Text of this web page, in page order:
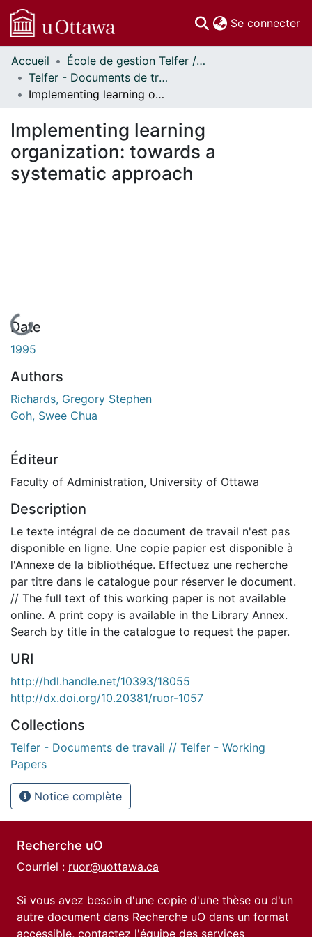
Se connecter
Communautés
et collections
Parcourir
À propos
Accueil
École de gestion Telfer // Telfer School of Management
Telfer - Documents de travail // Telfer - Working Papers
Implementing learning organization: towards a systematic approach
Implementing learning
organization: towards a
systematic approach
En cours de chargement...
Date
1995
Authors
Richards, Gregory Stephen
Goh, Swee Chua
Éditeur
Faculty of Administration, University of Ottawa
Description
Le texte intégral de ce document de travail n'est pas
disponible en ligne. Une copie papier est disponible à
l'Annexe de la bibliothéque. Effectuez une recherche
par titre dans le catalogue pour réserver le document.
// The full text of this working paper is not available
online. A print copy is available in the Library Annex.
Search by title in the catalogue to request the paper.
URI
http://hdl.handle.net/10393/18055
http://dx.doi.org/10.20381/ruor-1057
Collections
Telfer - Documents de travail // Telfer - Working
Papers
Notice complète
Recherche uO
Courriel : ruor@uottawa.ca
Si vous avez besoin d'une copie d'une thèse ou d'un
autre document dans Recherche uO dans un format
accessible, contactez l'équipe des services